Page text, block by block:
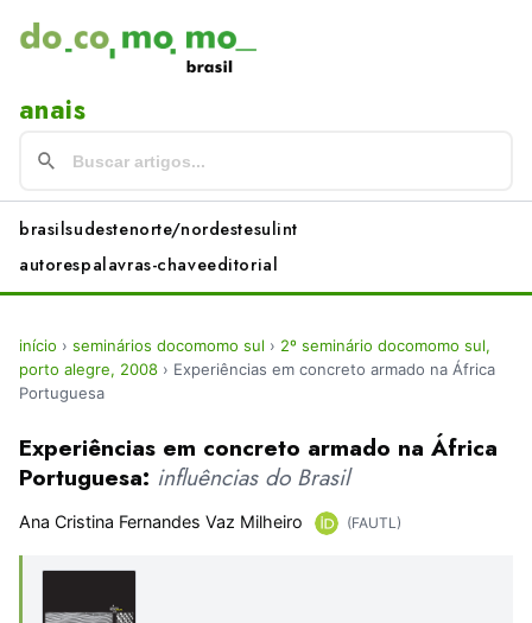
anais
brasilsudestenorte/nordestesulint
autorespalavras-chaveeditorial
início › seminários docomomo sul › 2º seminário docomomo sul,
porto alegre, 2008 › Experiências em concreto armado na África
Portuguesa
Experiências em concreto armado na África
Portuguesa: influências do Brasil
Ana Cristina Fernandes Vaz Milheiro (FAUTL)